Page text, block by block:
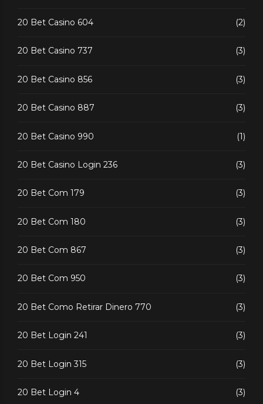
20 Bet Casino 604 (2)
20 Bet Casino 737 (3)
20 Bet Casino 856 (3)
20 Bet Casino 887 (3)
20 Bet Casino 990 (1)
20 Bet Casino Login 236 (3)
20 Bet Com 179 (3)
20 Bet Com 180 (3)
20 Bet Com 867 (3)
20 Bet Com 950 (3)
20 Bet Como Retirar Dinero 770 (3)
20 Bet Login 241 (3)
20 Bet Login 315 (3)
20 Bet Login 4 (3)